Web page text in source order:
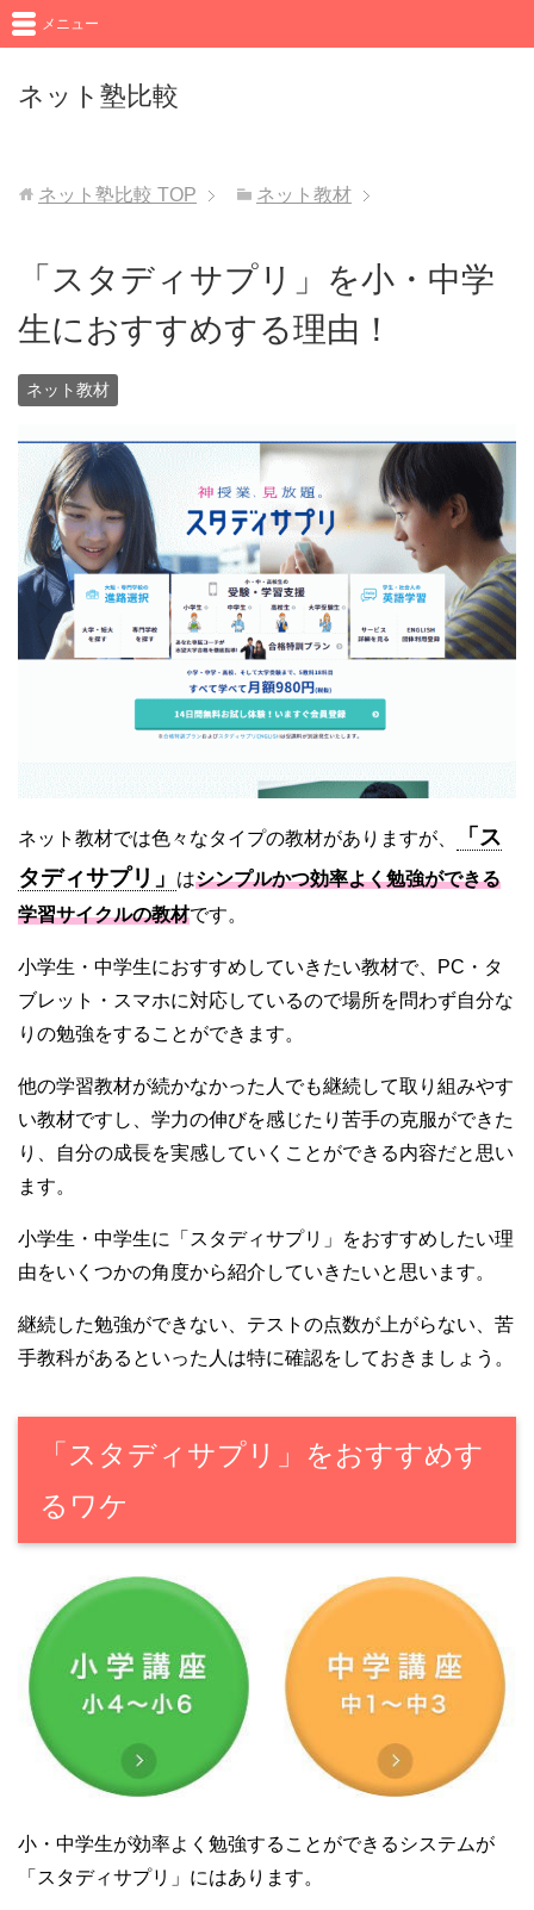
ネット塾比較
メニュー
ネット塾比較 TOP ネット教材
「スタディサプリ」を小・中学
生におすすめする理由！
ネット教材
ネット教材では色々なタイプの教材がありますが、
「ス
タディサプリ」
はシンプルかつ効率よく勉強ができる
学習サイクルの教材です。
小学生・中学生におすすめしていきたい教材で、PC・タ
ブレット・スマホに対応しているので場所を問わず自分な
りの勉強をすることができます。
他の学習教材が続かなかった人でも継続して取り組みやす
い教材ですし、学力の伸びを感じたり苦手の克服ができた
り、自分の成長を実感していくことができる内容だと思い
ます。
小学生・中学生に「スタディサプリ」をおすすめしたい理
由をいくつかの角度から紹介していきたいと思います。
継続した勉強ができない、テストの点数が上がらない、苦
手教科があるといった人は特に確認をしておきましょう。
「スタディサプリ」をおすすめす
るワケ
小・中学生が効率よく勉強することができるシステムが
「スタディサプリ」にはあります。